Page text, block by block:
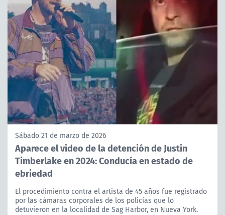
Sábado 21 de marzo de 2026
Aparece el video de la detención de Justin
Timberlake en 2024: Conducía en estado de
ebriedad
El procedimiento contra el artista de 45 años fue registrado
por las cámaras corporales de los policías que lo
detuvieron en la localidad de Sag Harbor, en Nueva York.